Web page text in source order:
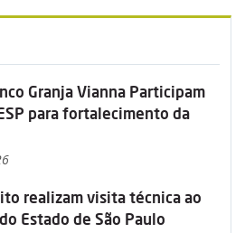
Granja Vianna Participam
para fortalecimento da
realizam visita técnica ao
Estado de São Paulo